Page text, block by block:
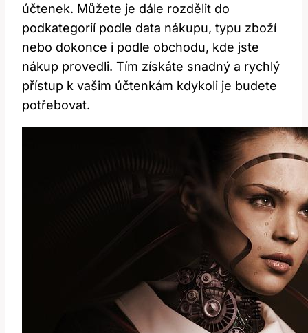
účtenek. ⁢Můžete je dále rozdělit do
podkategorií podle⁢ data nákupu, typu zboží⁢
nebo dokonce i podle obchodu, kde jste
nákup ‍provedli. Tím získáte snadný a rychlý
přístup k‍ vašim účtenkám kdykoli je‍ budete
potřebovat.